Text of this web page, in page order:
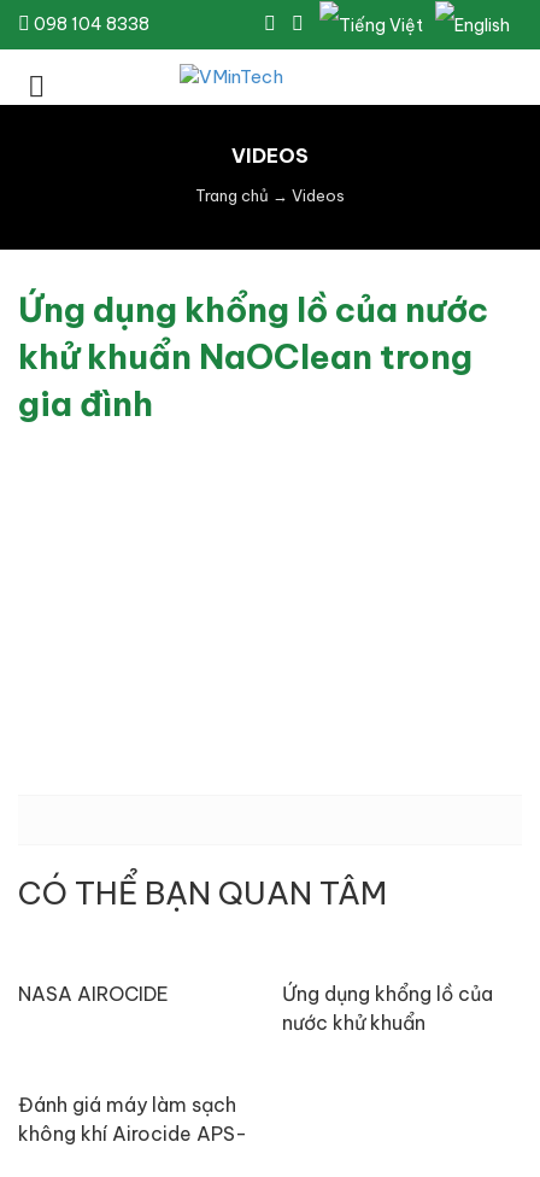
098 104 8338
VIDEOS
Trang chủ → Videos
Ứng dụng khổng lồ của nước
khử khuẩn NaOClean trong
gia đình
CÓ THỂ BẠN QUAN TÂM
NASA AIROCIDE
Ứng dụng khổng lồ của
nước khử khuẩn
Đánh giá máy làm sạch
không khí Airocide APS-